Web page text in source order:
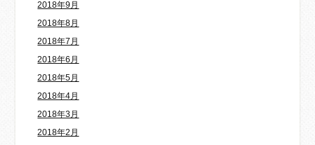
2018年9月
2018年8月
2018年7月
2018年6月
2018年5月
2018年4月
2018年3月
2018年2月